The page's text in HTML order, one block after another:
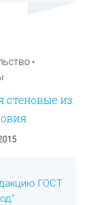
стеновые из
ГОСТ